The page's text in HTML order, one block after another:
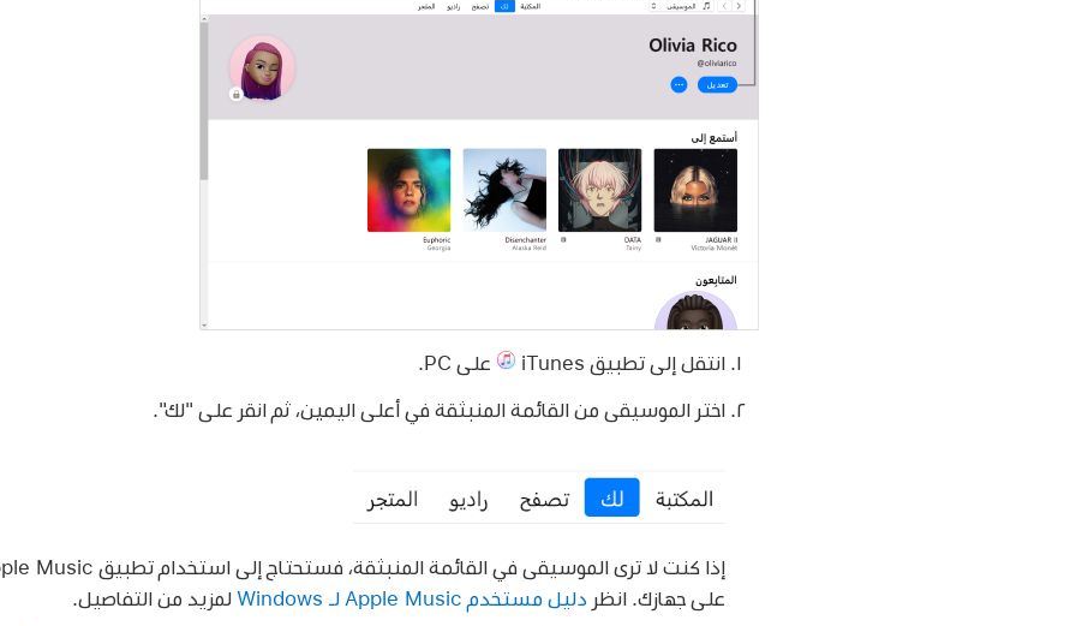
انتقل إلى تطبيق iTunes على PC.
اختر الموسيقى من القائمة المنبثقة في أعلى اليمين، ثم انقر على "لك".
إذا كنت لا ترى الموسيقى في القائمة المنبثقة، فستحتاج إلى استخدام تطبيق Apple Music ‏
على جهازك. انظر دليل مستخدم Apple Music لـ Windows لمزيد من التفاصيل.